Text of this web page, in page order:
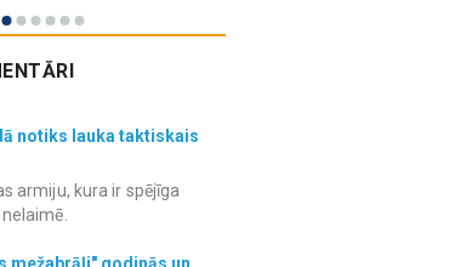
notiks lauka taktiskais
armiju, kura ir spējīga